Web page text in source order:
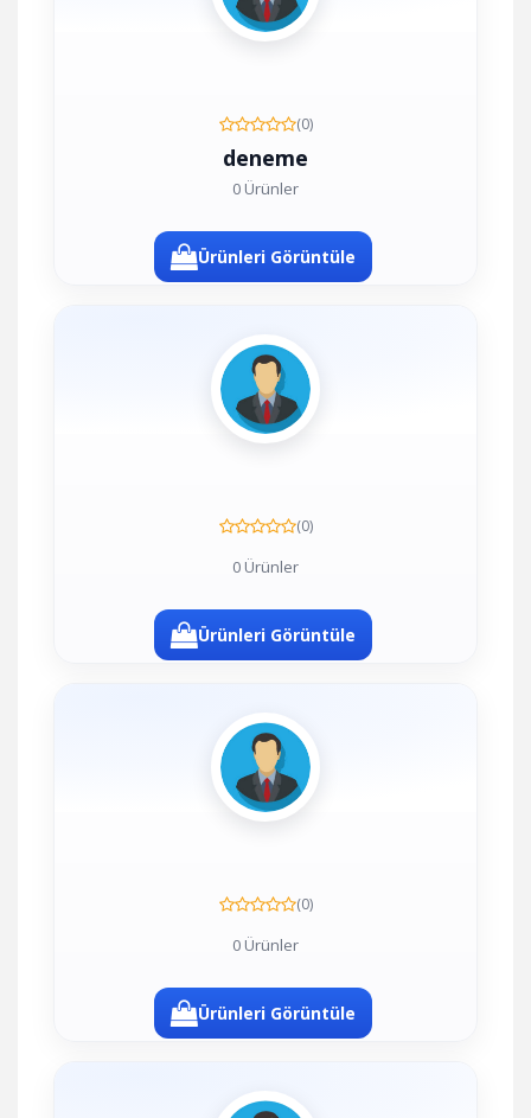
(0)
deneme
0 Ürünler
Ürünleri Görüntüle
(0)
0 Ürünler
Ürünleri Görüntüle
(0)
0 Ürünler
Ürünleri Görüntüle